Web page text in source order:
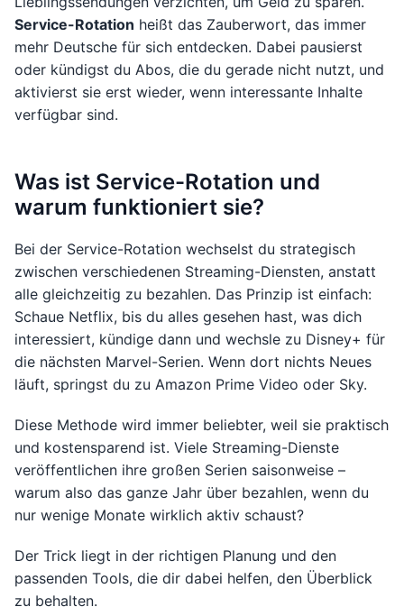
Service-Rotation heißt das Zauberwort, das immer
mehr Deutsche für sich entdecken. Dabei pausierst
oder kündigst du Abos, die du gerade nicht nutzt, und
aktivierst sie erst wieder, wenn interessante Inhalte
verfügbar sind.
Was ist Service-Rotation und
warum funktioniert sie?
Bei der Service-Rotation wechselst du strategisch
zwischen verschiedenen Streaming-Diensten, anstatt
alle gleichzeitig zu bezahlen. Das Prinzip ist einfach:
Schaue Netflix, bis du alles gesehen hast, was dich
interessiert, kündige dann und wechsle zu Disney+ für
die nächsten Marvel-Serien. Wenn dort nichts Neues
läuft, springst du zu Amazon Prime Video oder Sky.
Diese Methode wird immer beliebter, weil sie praktisch
und kostensparend ist. Viele Streaming-Dienste
veröffentlichen ihre großen Serien saisonweise –
warum also das ganze Jahr über bezahlen, wenn du
nur wenige Monate wirklich aktiv schaust?
Der Trick liegt in der richtigen Planung und den
passenden Tools, die dir dabei helfen, den Überblick
zu behalten.